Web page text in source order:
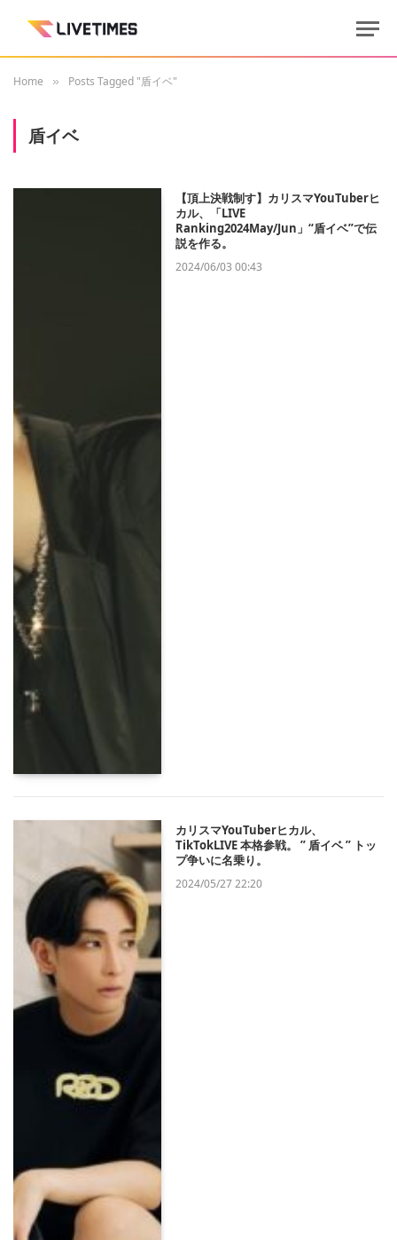
Home » Posts Tagged "盾イベ"
盾イベ
【頂上決戦制す】カリスマYouTuberヒ
カル、「LIVE
Ranking2024May/Jun」“盾イベ”で伝
説を作る。
2024/06/03 00:43
カリスマYouTuberヒカル、
TikTokLIVE 本格参戦。 ” 盾イベ ” トッ
プ争いに名乗り。
2024/05/27 22:20